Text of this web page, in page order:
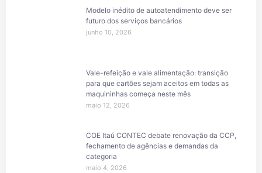
Modelo inédito de autoatendimento deve ser
futuro dos serviços bancários
junho 10, 2026
Vale-refeição e vale alimentação: transição
para que cartões sejam aceitos em todas as
maquininhas começa neste mês
maio 12, 2026
COE Itaú CONTEC debate renovação da CCP,
fechamento de agências e demandas da
categoria
maio 4, 2026